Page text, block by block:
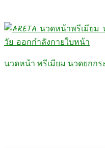
นวดหน้า พรีเมียม นวดยกก